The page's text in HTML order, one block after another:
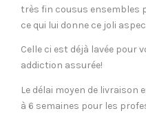
très fin cousus ensembles
ce qui lui donne ce joli
Celle ci est déjà lavée
addiction assurée!
Le délai moyen de livraison
à 6 semaines pour les